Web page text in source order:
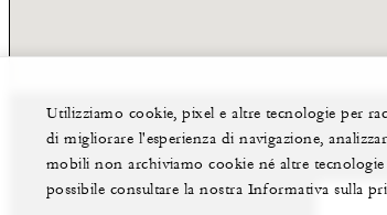
Utilizziamo cookie, pixel e altre tecnologie per
di migliorare l'esperienza di navigazione,
mobili non archiviamo cookie né altre
possibile consultare la nostra Informativa sulla